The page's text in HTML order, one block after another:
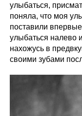
улыбаться,
поняла, что моя
поставили
улыбаться налево
нахожусь в
своими зубами